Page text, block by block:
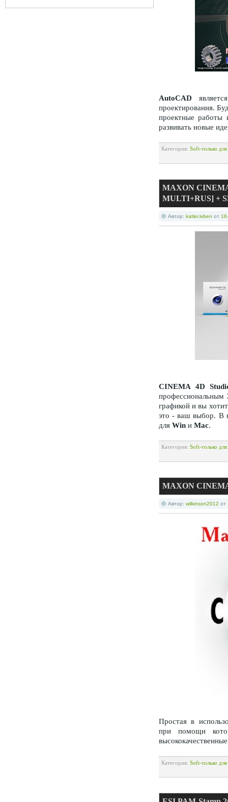
AutoCAD
проектирования.
проектные работы
развивать новые
Категория: Soft-только
MAXON
MULTI+RUS] +
Автор: katler.ivben от
CINEMA 4D
профессиональным
графикой и вы
это - ваш выбор. В
для Win и Mac.
Категория: Soft-только
MAXON
Автор: wilkinson2012 от
Простая в
при помощи
Категория: Soft-только